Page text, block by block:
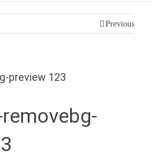
Previous
preview 123